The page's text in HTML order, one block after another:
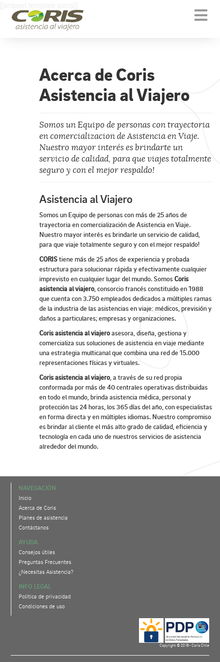
Acerca de Coris
Asistencia al Viajero
Somos un Equipo de personas con trayectoria
en comercializacion de Asistencia en Viaje.
Nuestro mayor interés es brindarte un
servicio de calidad, para que viajes totalmente
seguro y con el mejor respaldo!
Asistencia al Viajero
Somos un Equipo de personas con más de 25 años de
trayectoria en comercialización de Asistencia en Viaje.
Nuestro mayor interés es brindarle un servicio de calidad,
para que viaje totalmente seguro y con el mejor respaldo!
CORIStiene más de 25 años de experiencia y probada
estructura para solucionar rápida y efectivamente cualquier
imprevisto en cualquier lugar del mundo. SomosCoris
asistencia al viajero , consorcio francés constituido en 1988
que cuenta con 3.750 empleados dedicados a múltiples ramas
de la industria de las asistencias en viaje: médicos, previsión y
daños a particulares; empresas y organizaciones.
Coris asistencia al viajeroasesora, diseña, gestiona y
comercializa sus soluciones de asistencia en viaje mediante
una estrategia multicanal que combina una red de 15.000
representaciones físicas y virtuales.
Coris asistencia al viajero , a través de su red propia
conformada por más de 40 centrales operativas distribuidas
en todo el mundo, brinda asistencia médica, personal y
protección las 24 horas, los 365 días del año, con especialistas
en forma directa y en múltiples idiomas. Nuestro compromiso
es brindar al cliente el más alto grado de calidad, eficiencia y
tecnología en cada uno de nuestros servicios de asistencia
alrededor del mundo.
NAVEGACIÓN
Inicio
Acerca de Coris
Planes de asistencia
Contáctanos
AYUDA
Consejos útiles
Preguntas Frecuentes
¿Necesitas Asistencia?
INFO LEGAL
Política de privacidad
Condiciones de uso
Copyright © 2018- Coris Chile